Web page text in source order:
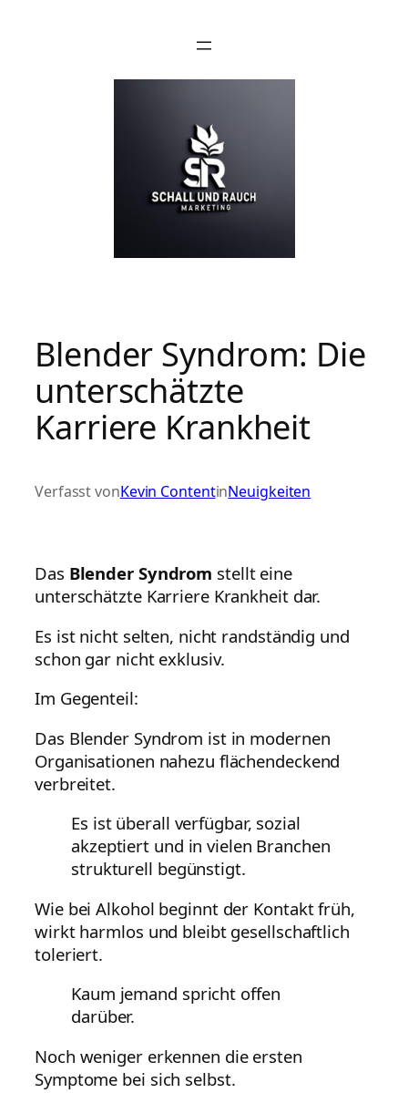
Blender Syndrom: Die
unterschätzte
Karriere Krankheit
Verfasst vonKevin ContentinNeuigkeiten
Das Blender Syndrom stellt eine
unterschätzte Karriere Krankheit dar.
Es ist nicht selten, nicht randständig und
schon gar nicht exklusiv.
Im Gegenteil:
Das Blender Syndrom ist in modernen
Organisationen nahezu flächendeckend
verbreitet.
Es ist überall verfügbar, sozial
akzeptiert und in vielen Branchen
strukturell begünstigt.
Wie bei Alkohol beginnt der Kontakt früh,
wirkt harmlos und bleibt gesellschaftlich
toleriert.
Kaum jemand spricht offen
darüber.
Noch weniger erkennen die ersten
Symptome bei sich selbst.